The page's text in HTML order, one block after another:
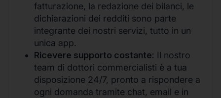
fatturazione, la redazione dei bilanci, le
dichiarazioni dei redditi sono parte
integrante dei nostri servizi, tutto in un
unica app.
Ricevere supporto costante: Il nostro
team di dottori commercialisti è a tua
disposizione 24/7, pronto a rispondere a
ogni domanda tramite chat, email e in